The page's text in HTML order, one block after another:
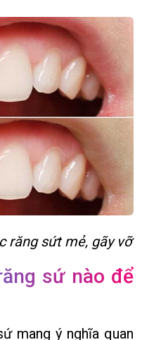
răng sứt mẻ, gãy vỡ
sứ nào để
mang ý nghĩa quan